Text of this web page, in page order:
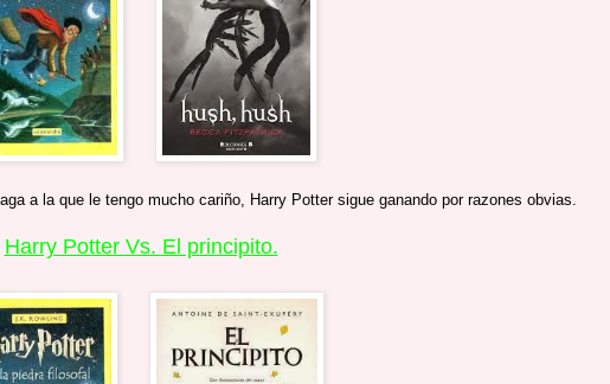
a la que le tengo mucho cariño, Harry Potter sigue ganando por razones obvias.
Harry Potter Vs. El principito.